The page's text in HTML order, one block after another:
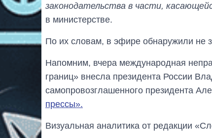
законодательства в части,
в министерстве.
По их словам, в эфире обнаружили не
Напомним, вчера международная
границ» внесла президента России
самопровозглашенного президента
прессы».
Визуальная аналитика от редакции